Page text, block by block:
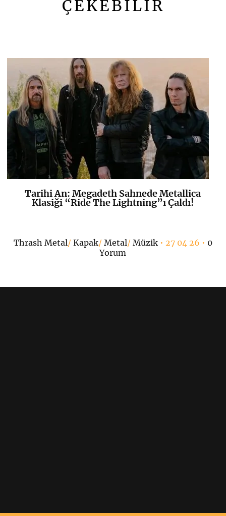
ÇEKEBİLİR
K+
Tarihi An: Megadeth Sahnede Metallica
Klasiği “Ride The Lightning”ı Çaldı!
Thrash Metal/ Kapak/ Metal/ Müzik• 27 04 26 • 0
Yorum